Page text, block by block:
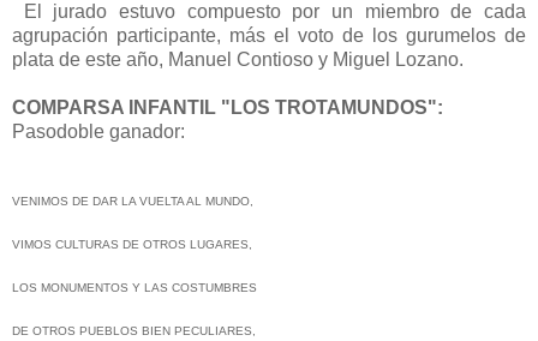
El jurado estuvo compuesto por un miembro de cada
agrupación participante, más el voto de los gurumelos de
plata de este año, Manuel Contioso y Miguel Lozano.
COMPARSA INFANTIL "LOS TROTAMUNDOS":
Pasodoble ganador:
VENIMOS DE DAR LA VUELTA AL MUNDO,
VIMOS CULTURAS DE OTROS LUGARES,
LOS MONUMENTOS Y LAS COSTUMBRES
DE OTROS PUEBLOS BIEN PECULIARES,